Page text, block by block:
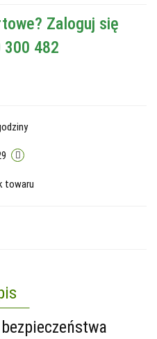
Zaloguj się
300 482
towaru